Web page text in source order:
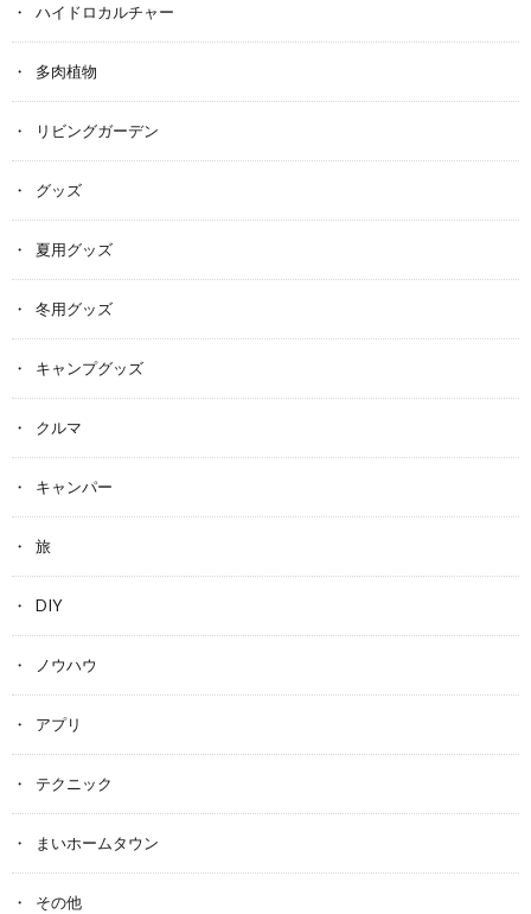
ハイドロカルチャー
多肉植物
リビングガーデン
グッズ
夏用グッズ
冬用グッズ
キャンプグッズ
クルマ
キャンパー
旅
DIY
ノウハウ
アプリ
テクニック
まいホームタウン
その他